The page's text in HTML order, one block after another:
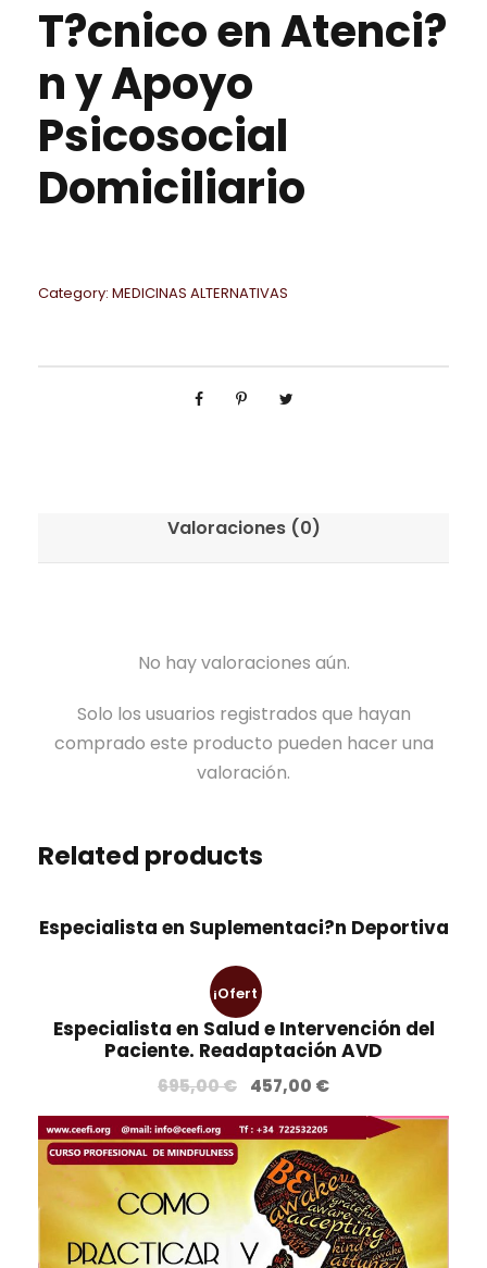
T?cnico en Atenci?
n y Apoyo
Psicosocial
Domiciliario
Category: MEDICINAS ALTERNATIVAS
Valoraciones (0)
No hay valoraciones aún.
Solo los usuarios registrados que hayan
comprado este producto pueden hacer una
valoración.
Related products
Especialista en Suplementaci?n Deportiva
¡Ofert
a!
Especialista en Salud e Intervención del
Paciente. Readaptación AVD
695,00€
E
l
p
r
e
c
i
457,00 €E
l
p
r
e
c
i